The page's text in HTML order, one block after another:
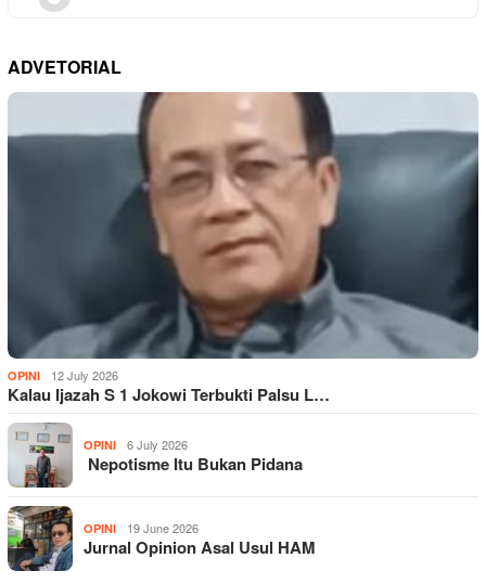
ADVETORIAL
OPINI 12 July 2026
Kalau Ijazah S 1 Jokowi Terbukti Palsu L…
OPINI 6 July 2026
Nepotisme Itu Bukan Pidana
OPINI 19 June 2026
Jurnal Opinion Asal Usul HAM